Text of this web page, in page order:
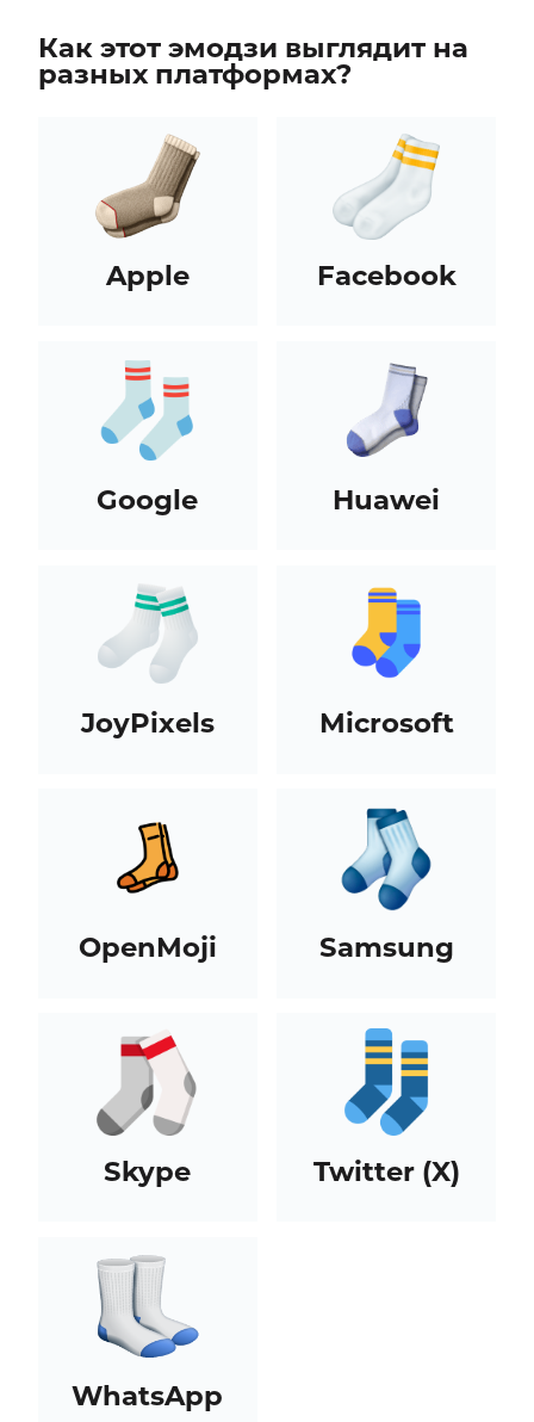
Как этот эмодзи выглядит на
разных платформах?
Apple Facebook
Google Huawei
JoyPixels Microsoft
OpenMoji Samsung
Skype Twitter (X)
WhatsApp